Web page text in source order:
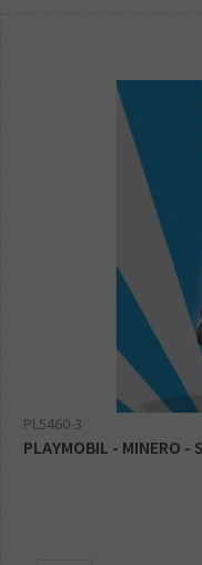
PL5460-3
PLAYMOBIL - MINERO -